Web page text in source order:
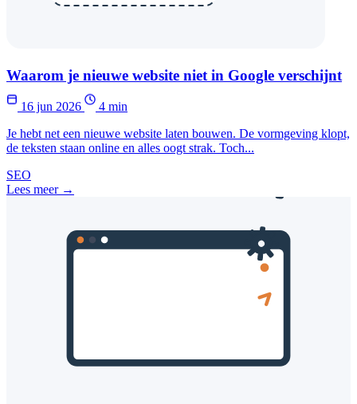
Waarom je nieuwe website niet in Google verschijnt
16 jun 2026
4 min
Je hebt net een nieuwe website laten bouwen. De vormgeving klopt,
de teksten staan online en alles oogt strak. Toch...
SEO
Lees meer →